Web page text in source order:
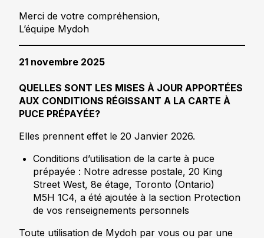
Merci de votre compréhension,
L’équipe Mydoh
21 novembre 2025
QUELLES SONT LES MISES À JOUR APPORTÉES
AUX CONDITIONS RÉGISSANT A LA CARTE À
PUCE PRÉPAYÉE?
Elles prennent effet le 20 Janvier 2026.
Conditions d’utilisation de la carte à puce
prépayée : Notre adresse postale, 20 King
Street West, 8e étage, Toronto (Ontario)
M5H 1C4, a été ajoutée à la section Protection
de vos renseignements personnels
Toute utilisation de Mydoh par vous ou par une